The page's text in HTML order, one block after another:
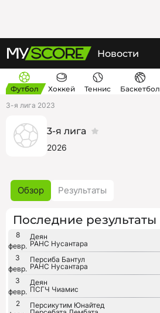
Новости
Футбол Хоккей Теннис Баскетбол
3-я лига 2023
3-я лига
2026
Обзор Результаты
Последние результаты
8
февр.
Деян
РАНС Нусантара
3
февр.
Персиба Бантул
РАНС Нусантара
3
февр.
Деян
ПСГЧ Чиамис
2
Персикутим Юнайтед